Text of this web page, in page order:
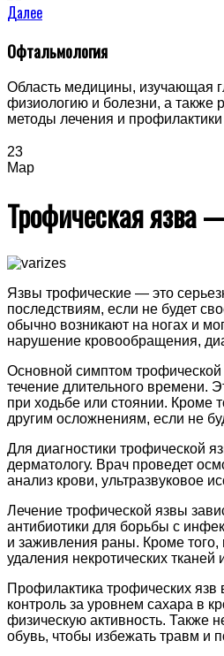
Далее
Офтальмология
Область медицины, изучающая
физиологию и болезни, а также
методы лечения и
23
Мар
Трофическая язва
Язвы трофические — это
последствиям, если не будет
обычно возникают на ногах и
нарушение кровообращения,
Основной симптом
течение длительного времени.
при ходьбе или стоянии. Кроме
другим осложнениям, если не
Для диагностики трофической
дерматологу. Врач проведет
анализ крови, ультразвуковое
Лечение трофической язвы
антибиотики для борьбы с
и заживления раны. Кроме того,
удаления некротических тканей
Профилактика трофических язв
контроль за уровнем сахара в
физическую активность. Также
обувь, чтобы избежать травм и